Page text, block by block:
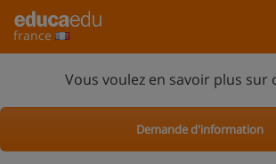
france
Vous voulez en savoir plus sur
Demande d'information